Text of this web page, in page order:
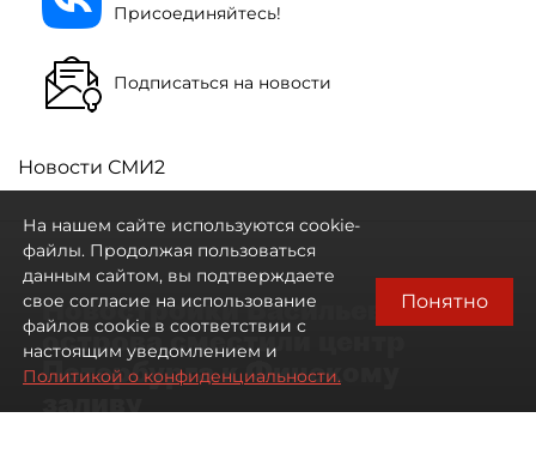
Присоединяйтесь!
Подписаться на новости
Новости СМИ2
Новостройки Васильевского
острова сместили центр
Петербурга к Финскому
заливу
На нашем сайте используются cookie-
файлы. Продолжая пользоваться
данным сайтом, вы подтверждаете
свое согласие на использование
файлов cookie в соответствии с
настоящим уведомлением и
Политикой о конфиденциальности.
Понятно